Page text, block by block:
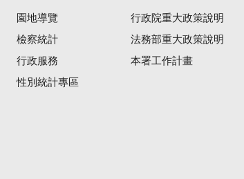
園地導覽
檢察統計
行政服務
性別統計專區
行政院重大政策說明
法務部重大政策說明
本署工作計畫